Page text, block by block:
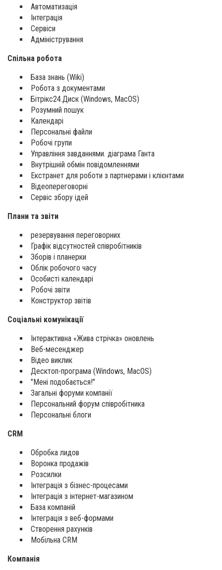
Автоматизація
Інтеграція
Сервіси
Адміністрування
Спільна робота
База знань (Wiki)
Робота з документами
Бітрікс24.Диск (Windows, MacOS)
Розумний пошук
Календарі
Персональні файли
Робочі групи
Управління завданнями. діаграма Ганта
Внутрішній обмін повідомленнями
Екстранет для роботи з партнерами і клієнтами
Відеопереговорні
Сервіс збору ідей
Плани та звіти
резервування переговорних
Графік відсутностей співробітників
Зборів і планерки
Облік робочого часу
Особисті календарі
Робочі звіти
Конструктор звітів
Соціальні комунікації
Інтерактивна «Жива стрічка» оновлень
Веб-месенджер
Відео виклик
Десктоп-програма (Windows, MacOS)
"Мені подобається!"
Загальні форуми компанії
Персональний форум співробітника
Персональні блоги
CRM
Обробка лидов
Воронка продажів
Розсилки
Інтеграція з бізнес-процесами
Інтеграція з інтернет-магазином
База компаній
Інтеграція з веб-формами
Створення рахунків
Мобільна CRM
Компанія